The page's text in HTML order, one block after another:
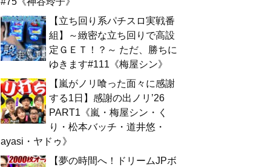
【立ち回り系パチスロ実戦番
組】～緻密な立ち回りで高設
定ＧＥＴ！？～ ただ、勝ちに
ゆきます#111《梅屋シン》
【嵐がノリ喰った面々に感謝
する1日】感謝の出ノリ’26
PART1《嵐・梅屋シン・く
り・松本バッチ・道井悠・
ayasi・ヤドゥ》
【夢の時間へ！ドリームJPボ